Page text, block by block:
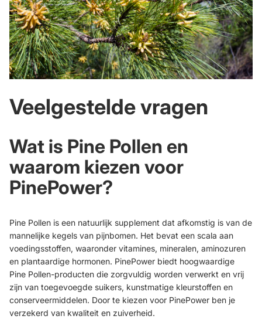
Veelgestelde vragen
Wat is Pine Pollen en
waarom kiezen voor
PinePower?
Pine Pollen is een natuurlijk supplement dat afkomstig is van de
mannelijke kegels van pijnbomen. Het bevat een scala aan
voedingsstoffen, waaronder vitamines, mineralen, aminozuren
en plantaardige hormonen. PinePower biedt hoogwaardige
Pine Pollen-producten die zorgvuldig worden verwerkt en vrij
zijn van toegevoegde suikers, kunstmatige kleurstoffen en
conserveermiddelen. Door te kiezen voor PinePower ben je
verzekerd van kwaliteit en zuiverheid.